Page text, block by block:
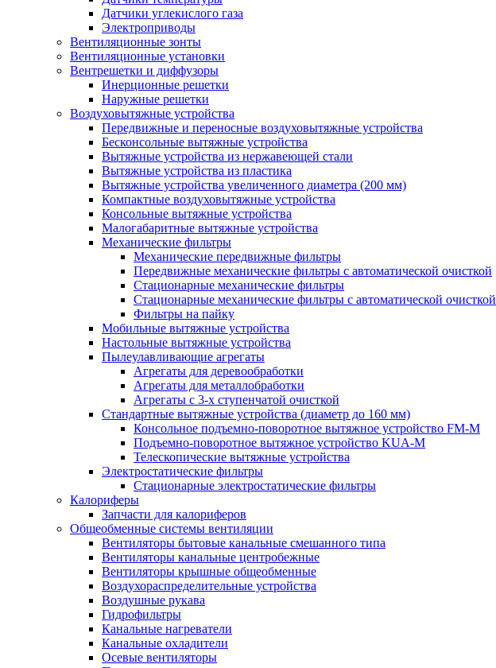
Датчики углекислого газа
Электроприводы
Вентиляционные зонты
Вентиляционные установки
Вентрешетки и диффузоры
Инерционные решетки
Наружные решетки
Воздуховытяжные устройства
Передвижные и переносные воздуховытяжные устройства
Бесконсольные вытяжные устройства
Вытяжные устройства из нержавеющей стали
Вытяжные устройства из пластика
Вытяжные устройства увеличенного диаметра (200 мм)
Компактные воздуховытяжные устройства
Консольные вытяжные устройства
Малогабаритные вытяжные устройства
Механические фильтры
Механические передвижные фильтры
Передвижные механические фильтры с автоматической очисткой
Стационарные механические фильтры
Стационарные механические фильтры с автоматической очисткой
Фильтры на пайку
Мобильные вытяжные устройства
Настольные вытяжные устройства
Пылеулавливающие агрегаты
Агрегаты для деревообработки
Агрегаты для металлобработки
Агрегаты с 3-х ступенчатой очисткой
Стандартные вытяжные устройства (диаметр до 160 мм)
Консольное подъемно-поворотное вытяжное устройство FM-M
Подъемно-поворотное вытяжное устройство KUA-M
Телескопические вытяжные устройства
Электростатические фильтры
Стационарные электростатические фильтры
Калориферы
Запчасти для калориферов
Общеобменные системы вентиляции
Вентиляторы бытовые канальные смешанного типа
Вентиляторы канальные центробежные
Вентиляторы крышные общеобменные
Воздухораспределительные устройства
Воздушные рукава
Гидрофильтры
Канальные нагреватели
Канальные охладители
Осевые вентиляторы